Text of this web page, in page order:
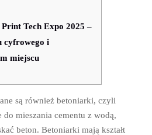
Tech Expo 2025 –
cyfrowego i
miejscu
są również betoniarki, czyli
do mieszania cementu z wodą,
beton. Betoniarki mają kształt